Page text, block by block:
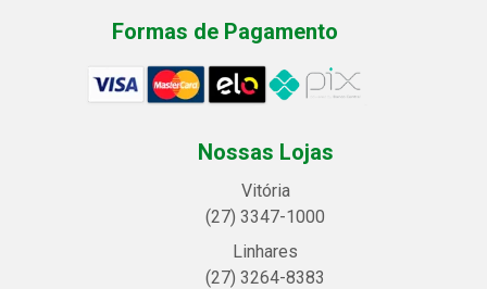
Formas de Pagamento
Nossas Lojas
Vitória
(27) 3347-1000
Linhares
(27) 3264-8383